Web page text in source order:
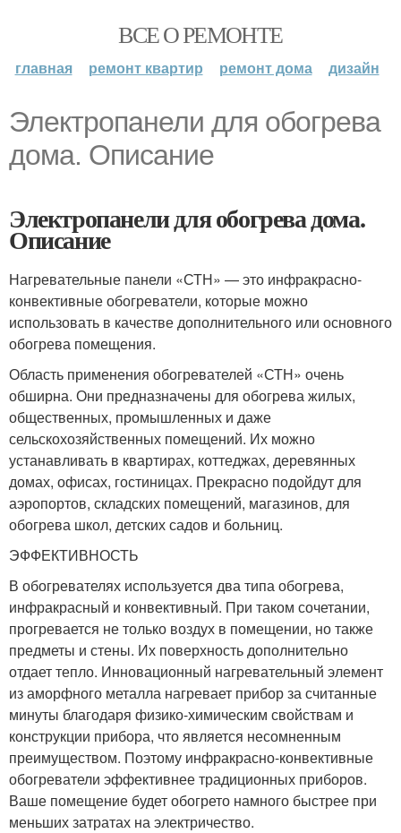
ВСЕ О РЕМОНТЕ
главная ремонт квартир ремонт дома дизайн
Электропанели для обогрева
дома. Описание
Электропанели для обогрева дома.
Описание
Нагревательные панели «СТН» — это инфракрасно-
конвективные обогреватели, которые можно
использовать в качестве дополнительного или основного
обогрева помещения.
Область применения обогревателей «СТН» очень
обширна. Они предназначены для обогрева жилых,
общественных, промышленных и даже
сельскохозяйственных помещений. Их можно
устанавливать в квартирах, коттеджах, деревянных
домах, офисах, гостиницах. Прекрасно подойдут для
аэропортов, складских помещений, магазинов, для
обогрева школ, детских садов и больниц.
ЭФФЕКТИВНОСТЬ
В обогревателях используется два типа обогрева,
инфракрасный и конвективный. При таком сочетании,
прогревается не только воздух в помещении, но также
предметы и стены. Их поверхность дополнительно
отдает тепло. Инновационный нагревательный элемент
из аморфного металла нагревает прибор за считанные
минуты благодаря физико-химическим свойствам и
конструкции прибора, что является несомненным
преимуществом. Поэтому инфракрасно-конвективные
обогреватели эффективнее традиционных приборов.
Ваше помещение будет обогрето намного быстрее при
меньших затратах на электричество.